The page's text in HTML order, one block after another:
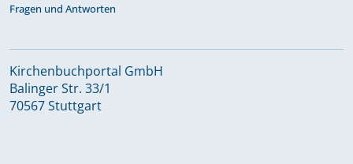
Fragen und Antworten
Kirchenbuchportal GmbH
Balinger Str. 33/1
70567 Stuttgart